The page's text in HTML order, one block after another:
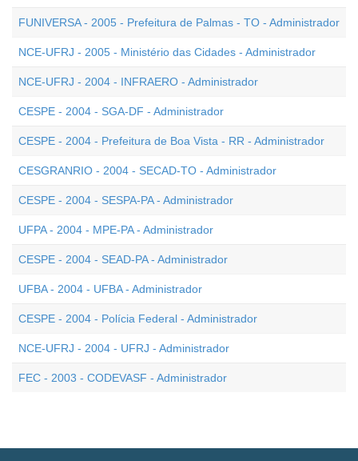
FUNIVERSA - 2005 - Prefeitura de Palmas - TO - Administrador
NCE-UFRJ - 2005 - Ministério das Cidades - Administrador
NCE-UFRJ - 2004 - INFRAERO - Administrador
CESPE - 2004 - SGA-DF - Administrador
CESPE - 2004 - Prefeitura de Boa Vista - RR - Administrador
CESGRANRIO - 2004 - SECAD-TO - Administrador
CESPE - 2004 - SESPA-PA - Administrador
UFPA - 2004 - MPE-PA - Administrador
CESPE - 2004 - SEAD-PA - Administrador
UFBA - 2004 - UFBA - Administrador
CESPE - 2004 - Polícia Federal - Administrador
NCE-UFRJ - 2004 - UFRJ - Administrador
FEC - 2003 - CODEVASF - Administrador